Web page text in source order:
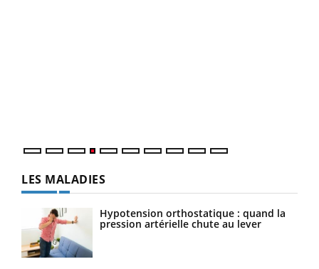
LES MALADIES
Hypotension orthostatique : quand la
pression artérielle chute au lever